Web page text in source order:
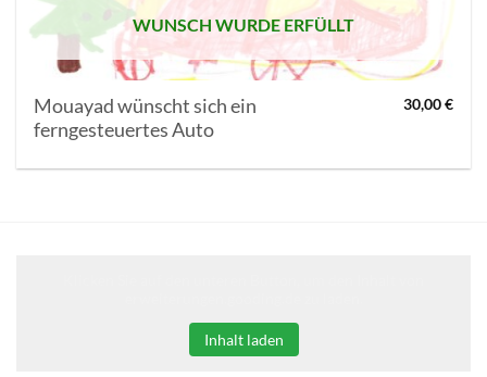
WUNSCH WURDE ERFÜLLT
Mouayad wünscht sich ein
ferngesteuertes Auto
30,00€
Inhalt laden